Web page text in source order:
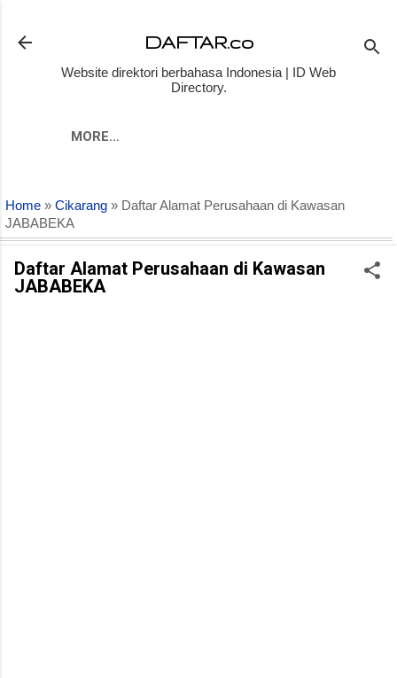
DAFTAR.co
Website direktori berbahasa Indonesia | ID Web
Directory.
MORE…
Home » Cikarang » Daftar Alamat Perusahaan di Kawasan
JABABEKA
Daftar Alamat Perusahaan di Kawasan
JABABEKA